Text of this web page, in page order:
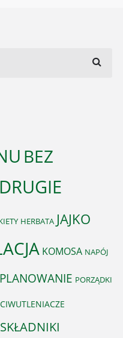
BEZ
DRUGIE
HERBATA JAJKO
KOMOSA NAPÓJ
PLANOWANIE PORZĄDKI
SKŁADNIKI